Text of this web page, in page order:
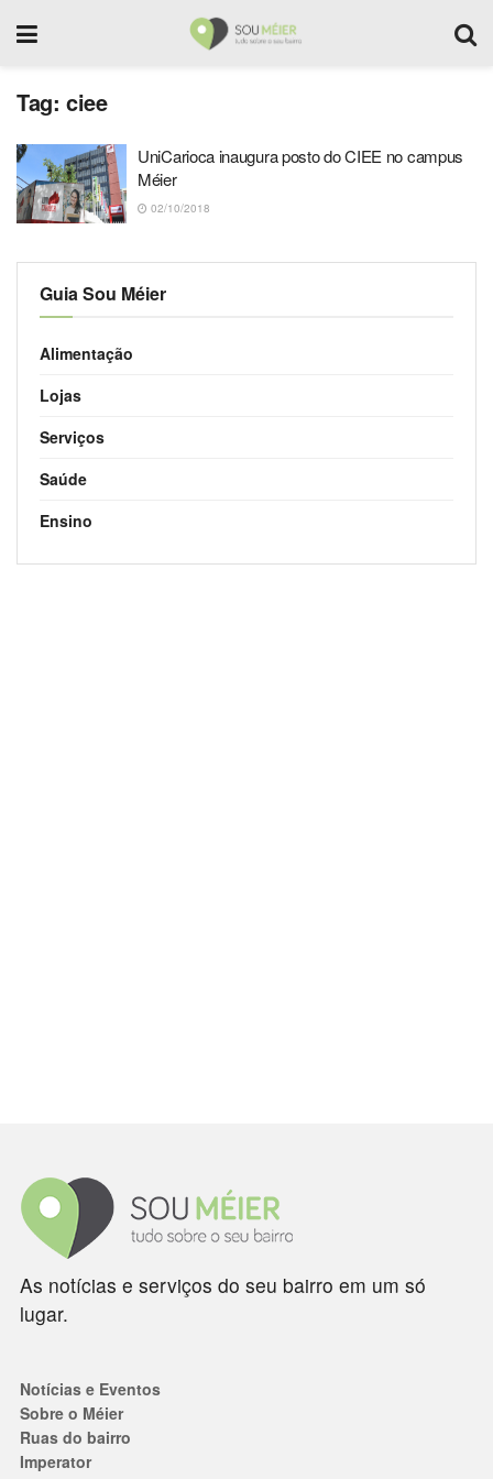
Tag: ciee
UniCarioca inaugura posto do CIEE no campus
Méier
02/10/2018
Guia Sou Méier
Alimentação
Lojas
Serviços
Saúde
Ensino
As notícias e serviços do seu bairro em um só
lugar.
Notícias e Eventos
Sobre o Méier
Ruas do bairro
Imperator